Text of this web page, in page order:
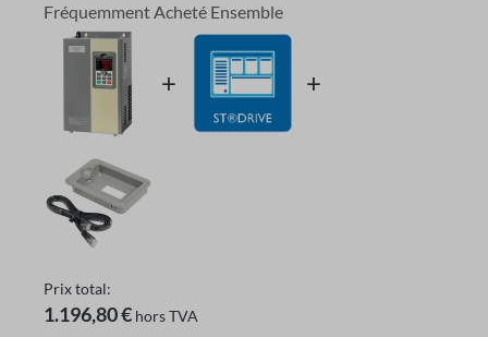
Fréquemment Acheté Ensemble
Prix ​​total:
1.196,80 € hors TVA